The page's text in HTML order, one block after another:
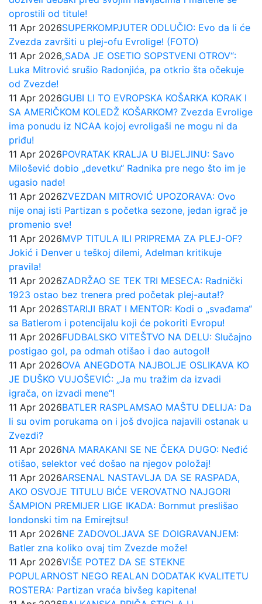
oprostili od titule!
11 Apr 2026SUPERKOMPJUTER ODLUČIO: Evo da li će
Zvezda završiti u plej-ofu Evrolige! (FOTO)
11 Apr 2026„SADA JE OSETIO SOPSTVENI OTROV“:
Luka Mitrović srušio Radonjića, pa otkrio šta očekuje
od Zvezde!
11 Apr 2026GUBI LI TO EVROPSKA KOŠARKA KORAK I
SA AMERIČKOM KOLEDŽ KOŠARKOM? Zvezda Evrolige
ima ponudu iz NCAA kojoj evroligaši ne mogu ni da
priđu!
11 Apr 2026POVRATAK KRALJA U BIJELJINU: Savo
Milošević dobio „devetku“ Radnika pre nego što im je
ugasio nade!
11 Apr 2026ZVEZDAN MITROVIĆ UPOZORAVA: Ovo
nije onaj isti Partizan s početka sezone, jedan igrač je
promenio sve!
11 Apr 2026MVP TITULA ILI PRIPREMA ZA PLEJ-OF?
Jokić i Denver u teškoj dilemi, Adelman kritikuje
pravila!
11 Apr 2026ZADRŽAO SE TEK TRI MESECA: Radnički
1923 ostao bez trenera pred početak plej-auta!?
11 Apr 2026STARIJI BRAT I MENTOR: Kodi o „svađama“
sa Batlerom i potencijalu koji će pokoriti Evropu!
11 Apr 2026FUDBALSKO VITEŠTVO NA DELU: Slučajno
postigao gol, pa odmah otišao i dao autogol!
11 Apr 2026OVA ANEGDOTA NAJBOLJE OSLIKAVA KO
JE DUŠKO VUJOŠEVIĆ: „Ja mu tražim da izvadi
igrača, on izvadi mene“!
11 Apr 2026BATLER RASPLAMSAO MAŠTU DELIJA: Da
li su ovim porukama on i još dvojica najavili ostanak u
Zvezdi?
11 Apr 2026NA MARAKANI SE NE ČEKA DUGO: Neđić
otišao, selektor već došao na njegov položaj!
11 Apr 2026ARSENAL NASTAVLJA DA SE RASPADA,
AKO OSVOJE TITULU BIĆE VEROVATNO NAJGORI
ŠAMPION PREMIJER LIGE IKADA: Bornmut preslišao
londonski tim na Emirejtsu!
11 Apr 2026NE ZADOVOLJAVA SE DOIGRAVANJEM:
Batler zna koliko ovaj tim Zvezde može!
11 Apr 2026VIŠE POTEZ DA SE STEKNE
POPULARNOST NEGO REALAN DODATAK KVALITETU
ROSTERA: Partizan vraća bivšeg kapitena!